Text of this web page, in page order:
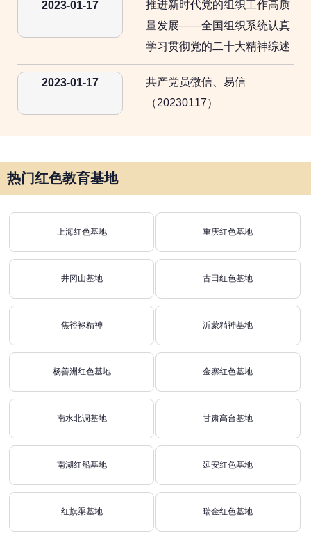
2023-01-17
推进新时代党的组织工作高质
量发展——全国组织系统认真
学习贯彻党的二十大精神综述
2023-01-17
共产党员微信、易信
（20230117）
热门红色教育基地
上海红色基地 重庆红色基地
井冈山基地 古田红色基地
焦裕禄精神 沂蒙精神基地
杨善洲红色基地 金寨红色基地
南水北调基地 甘肃高台基地
南湖红船基地 延安红色基地
红旗渠基地 瑞金红色基地